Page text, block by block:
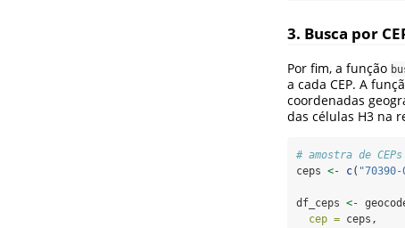
3. Busca por
Por fim, a função
a cada CEP. A
coordenadas
das células H3 na
# amostra de CEPs
ceps <- c( "70390-
df_ceps <-
cep = ceps,